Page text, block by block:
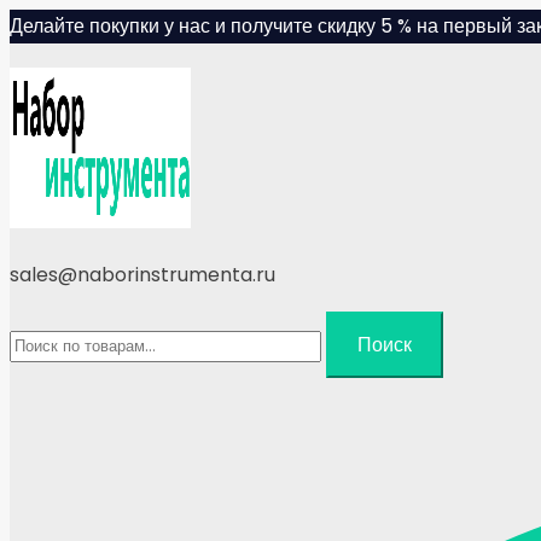
Skip
content
Делайте покупки у нас и получите скидку 5 % на первый
sales@naborinstrumenta.ru
Искать:
Поиск